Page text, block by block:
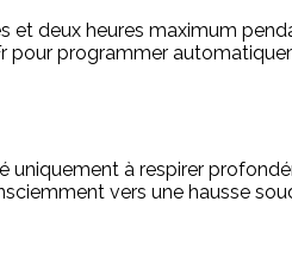
et deux heures maximum
pour programmer
à respirer
vers une hausse